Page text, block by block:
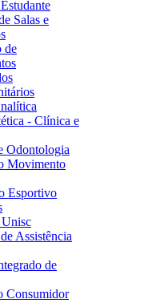
Salas e
de
- Clínica e
Odontologia
Movimento
Esportivo
Unisc
Assistência
de
Consumidor